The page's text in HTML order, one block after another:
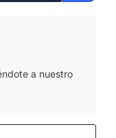
a nuestro